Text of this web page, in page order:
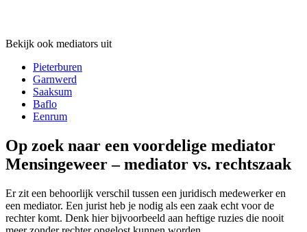
Bekijk ook mediators uit
Pieterburen
Garnwerd
Saaksum
Baflo
Eenrum
Op zoek naar een voordelige mediator
Mensingeweer – mediator vs. rechtszaak
Er zit een behoorlijk verschil tussen een juridisch medewerker en
een mediator. Een jurist heb je nodig als een zaak echt voor de
rechter komt. Denk hier bijvoorbeeld aan heftige ruzies die nooit